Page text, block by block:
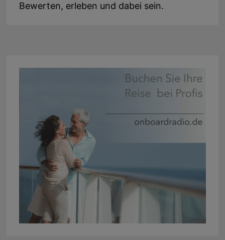
Bewerten, erleben und dabei sein.